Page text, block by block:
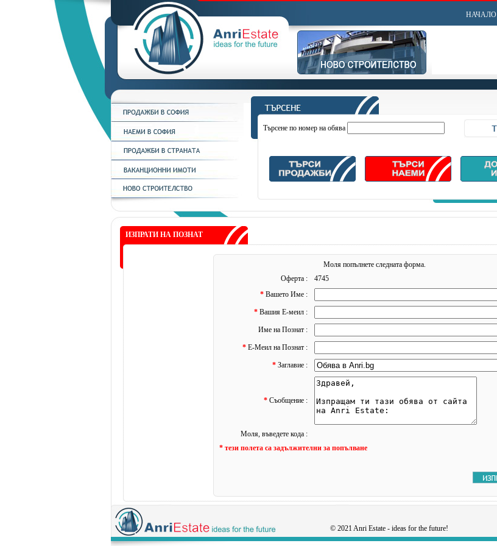
НАЧАЛО
Търсене по номер на обява
ИЗПРАТИ НА ПОЗНАТ
Моля попълнете следната форма.
Оферта :
4745
* Вашето Име :
* Вашия Е-меил :
Име на Познат :
* Е-Меил на Познат :
* Заглавие :
* Съобщение :
Моля, въведете кода :
* тези полета са задължителни за попълване
© 2021 Anri Estate - ideas for the future!